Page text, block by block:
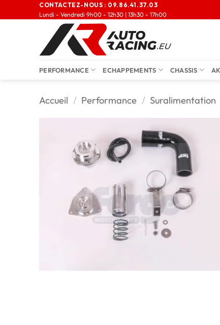
CONTACTEZ-NOUS : 09.86.41.37.03
Lundi - Vendredi 9h00 - 12h30 | 13h30 - 17h00
PERFORMANCE ECHAPPEMENTS CHASSIS
Accueil / Performance / Suralimentation